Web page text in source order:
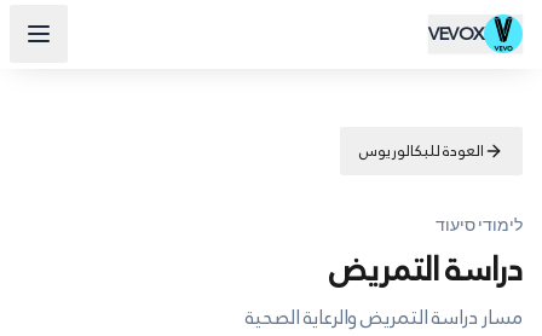
VEVOX
العودة للبكالوريوس
לימודי סיעוד
دراسة التمريض
مسار دراسة التمريض والرعاية الصحية